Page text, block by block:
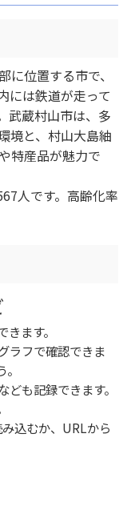
位置する市で、
には鉄道が走って
武蔵村山市は、多
境と、村山大島紬
特産品が魅力で
人です。高齢化率
ます。
ラフで確認できま
も記録できます。
込むか、URLから